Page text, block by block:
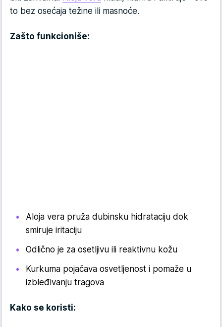
to bez osećaja težine ili masnoće.
Zašto funkcioniše:
Aloja vera pruža dubinsku hidrataciju dok
smiruje iritaciju
Odlično je za osetljivu ili reaktivnu kožu
Kurkuma pojačava osvetljenost i pomaže u
izbleđivanju tragova
Kako se koristi: